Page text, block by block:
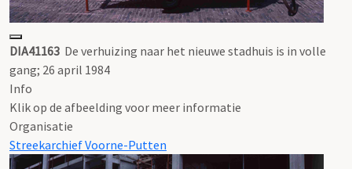
DIA41163 De verhuizing naar het nieuwe stadhuis is in volle
gang; 26 april 1984
Info
Klik op de afbeelding voor meer informatie
Organisatie
Streekarchief Voorne-Putten